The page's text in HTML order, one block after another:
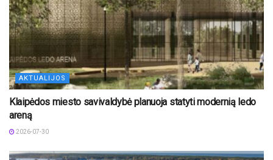
AKTUALIJOS
Klaipėdos miesto savivaldybė planuoja statyti modernią ledo
areną
2026-07-30